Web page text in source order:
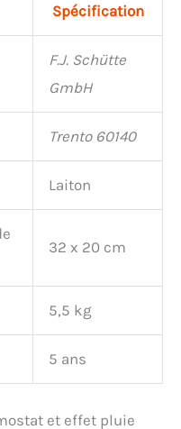
Spécification
F.J. Schütte
GmbH
Trento 60140
Laiton
32 x 20 cm
5,5 kg
5 ans
et effet pluie